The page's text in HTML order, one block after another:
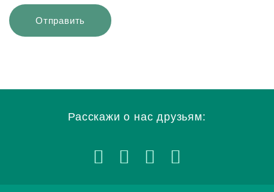
Расскажи о нас друзьям: